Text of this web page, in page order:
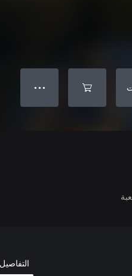
● ● ●
التفاصيل